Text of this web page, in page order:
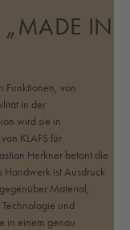
„MADE IN
Funktionen, von
in der
wird sie in
KLAFS für
Herkner betont die
Handwerk ist Ausdruck
Material,
und
in einem genau